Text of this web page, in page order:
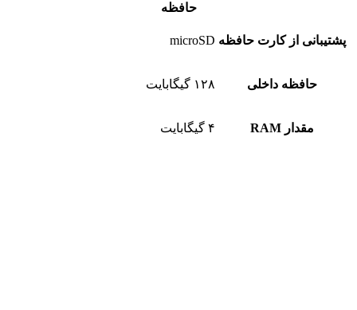
حافظه
پشتیبانی از کارت حافظه microSD
حافظه داخلی ۱۲۸ گیگابایت
مقدار RAM ۴ گیگابایت